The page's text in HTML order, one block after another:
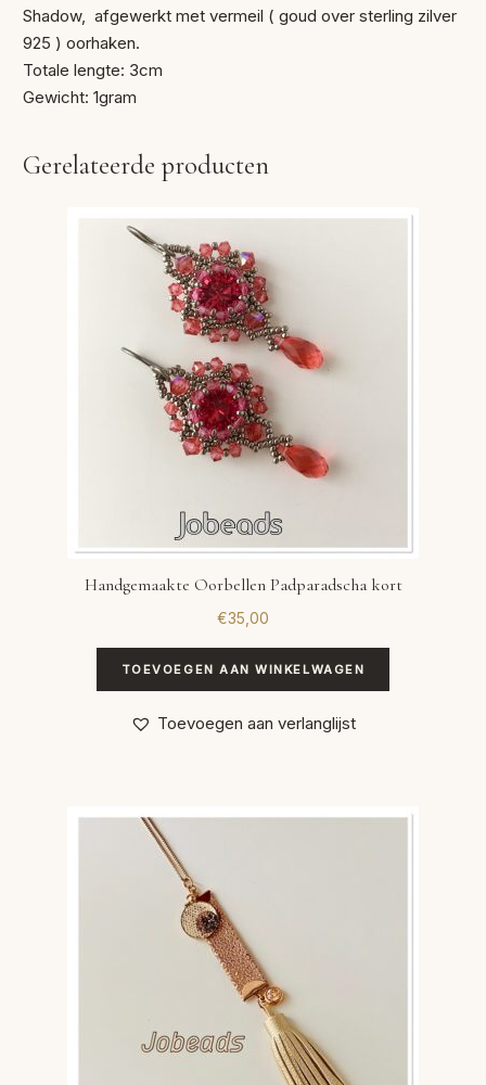
Shadow, afgewerkt met vermeil ( goud over sterling zilver
925 ) oorhaken.
Totale lengte: 3cm
Gewicht: 1gram
Gerelateerde producten
Handgemaakte Oorbellen Padparadscha kort
€35,00
TOEVOEGEN AAN WINKELWAGEN
Toevoegen aan verlanglijst